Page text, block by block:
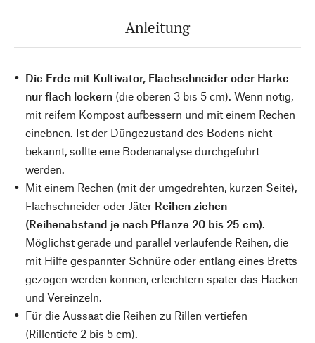
Anleitung
Die Erde mit Kultivator, Flachschneider oder Harke
nur flach lockern (die oberen 3 bis 5 cm). Wenn nötig,
mit reifem Kompost aufbessern und mit einem Rechen
einebnen. Ist der Düngezustand des Bodens nicht
bekannt, sollte eine Bodenanalyse durchgeführt
werden.
Mit einem Rechen (mit der umgedrehten, kurzen Seite),
Flachschneider oder Jäter Reihen ziehen
(Reihenabstand je nach Pflanze 20 bis 25 cm).
Möglichst gerade und parallel verlaufende Reihen, die
mit Hilfe gespannter Schnüre oder entlang eines Bretts
gezogen werden können, erleichtern später das Hacken
und Vereinzeln.
Für die Aussaat die Reihen zu Rillen vertiefen
(Rillentiefe 2 bis 5 cm).